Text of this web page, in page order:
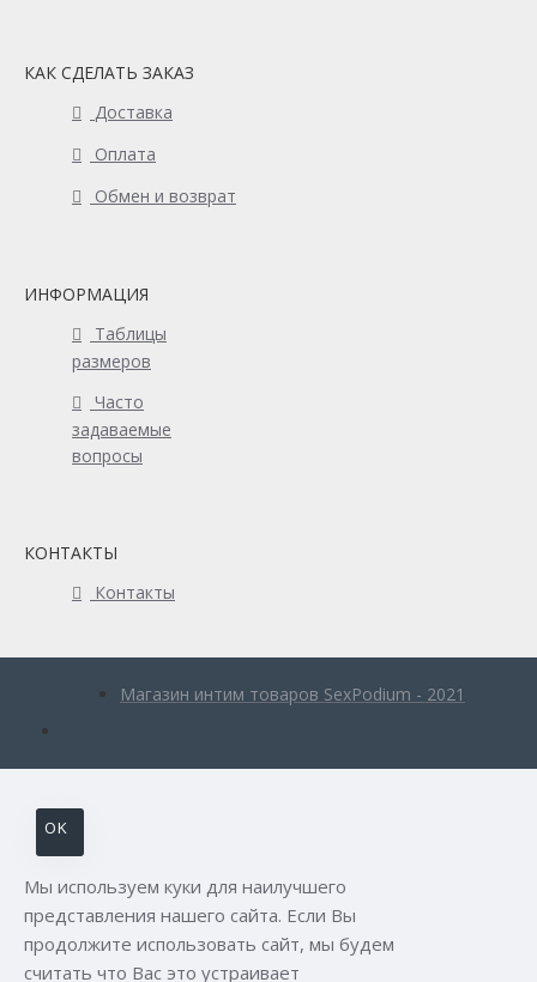
КАК СДЕЛАТЬ ЗАКАЗ
Доставка
Оплата
Обмен и возврат
ИНФОРМАЦИЯ
Таблицы
размеров
Часто
задаваемые
вопросы
КОНТАКТЫ
Контакты
Магазин интим товаров SexPodium - 2021
OK
Мы используем куки для наилучшего
представления нашего сайта. Если Вы
продолжите использовать сайт, мы будем
считать что Вас это устраивает